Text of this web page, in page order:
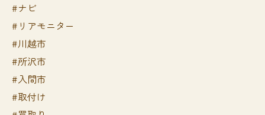
#ナビ
#リアモニター
#川越市
#所沢市
#入間市
#取付け